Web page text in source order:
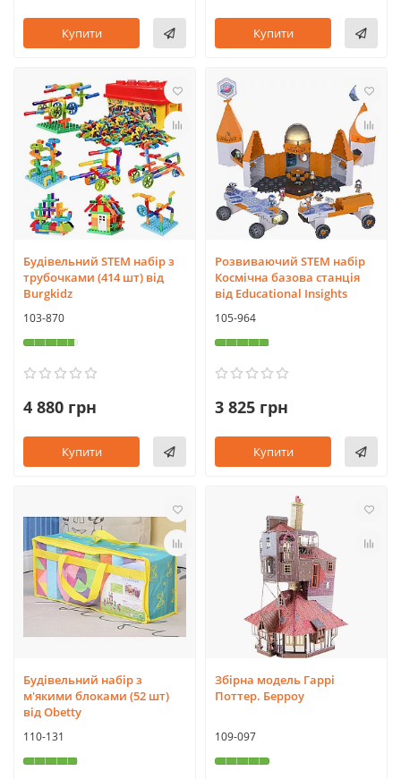
Купити Купити
Будівельний STEM набір з
трубочками (414 шт) від
Burgkidz
103-870
4 880 грн
Купити
Розвиваючий STEM набір
Космічна базова станція
від Educational Insights
105-964
3 825 грн
Купити
Будівельний набір з
м'якими блоками (52 шт)
від Obetty
110-131
Збірна модель Гаррі
Поттер. Берроу
109-097